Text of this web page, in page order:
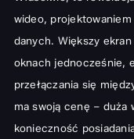
wideo,
danych. Większy
oknach jednocześnie,
przełączania się
ma swoją cenę – duża
konieczność